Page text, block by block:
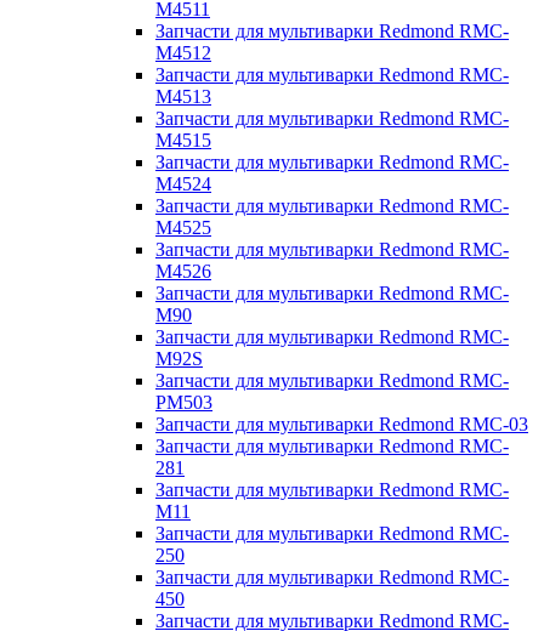
M4511
Запчасти для мультиварки Redmond RMC-
M4512
Запчасти для мультиварки Redmond RMC-
M4513
Запчасти для мультиварки Redmond RMC-
M4515
Запчасти для мультиварки Redmond RMC-
M4524
Запчасти для мультиварки Redmond RMC-
M4525
Запчасти для мультиварки Redmond RMC-
M4526
Запчасти для мультиварки Redmond RMC-
M90
Запчасти для мультиварки Redmond RMC-
M92S
Запчасти для мультиварки Redmond RMC-
PM503
Запчасти для мультиварки Redmond RMC-03
Запчасти для мультиварки Redmond RMC-
281
Запчасти для мультиварки Redmond RMC-
M11
Запчасти для мультиварки Redmond RMC-
250
Запчасти для мультиварки Redmond RMC-
450
Запчасти для мультиварки Redmond RMC-